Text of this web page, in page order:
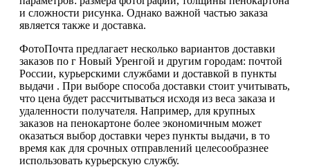
и сложности рисунка. Однако важной частью заказа
является также и доставка.
ФотоПочта предлагает несколько вариантов доставки
заказов по г Новый Уренгой и другим городам: почтой
России, курьерскими службами и доставкой в пункты
выдачи . При выборе способа доставки стоит учитывать,
что цена будет рассчитываться исходя из веса заказа и
удаленности получателя. Например, для крупных
заказов на пенокартоне более экономичным может
оказаться выбор доставки через пункты выдачи, в то
время как для срочных отправлений целесообразнее
использовать курьерскую службу.